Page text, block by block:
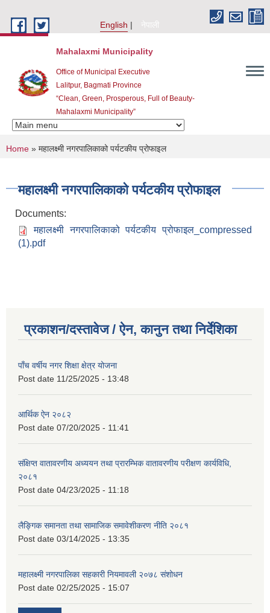
English
नेपाली
Mahalaxmi Municipality
Office of Municipal Executive
Lalitpur, Bagmati Province
“Clean, Green, Prosperous, Full of Beauty-
Mahalaxmi Municipality”
You are here
Home » महालक्ष्मी नगरपालिकाको पर्यटकीय प्रोफाइल
महालक्ष्मी नगरपालिकाको पर्यटकीय प्रोफाइल
Documents:
महालक्ष्मी नगरपालिकाको पर्यटकीय प्रोफाइल_compressed
(1).pdf
प्रकाशन/दस्तावेज / ऐन, कानुन तथा निर्देशिका
पाँच वर्षीय नगर शिक्षा क्षेत्र योजना
Post date 11/25/2025 - 13:48
आर्थिक ऐन २०८२
Post date 07/20/2025 - 11:41
संक्षिप्त वातावरणीय अध्ययन तथा प्रारम्भिक वातावरणीय परीक्षण कार्यविधि,
२०८१
Post date 04/23/2025 - 11:18
लैङ्गिक समानता तथा सामाजिक समावेशीकरण नीति २०८१
Post date 03/14/2025 - 13:35
महालक्ष्मी नगरपालिका सहकारी नियमावली २०७८ संशोधन
Post date 02/25/2025 - 15:07